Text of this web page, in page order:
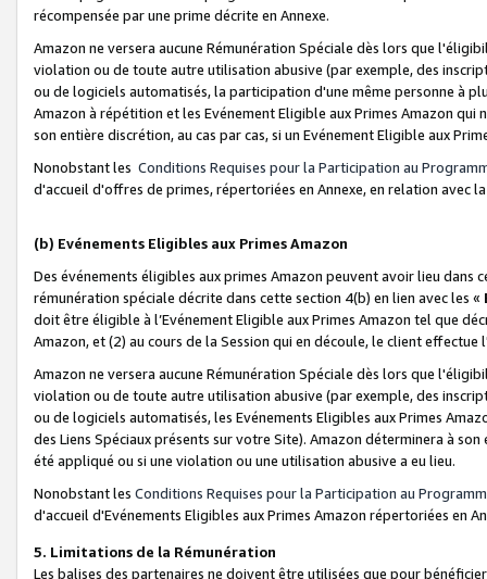
récompensée par une prime décrite en Annexe.
Amazon ne versera aucune Rémunération Spéciale dès lors que
violation ou de toute autre utilisation abusive (par exemple, des
ou de logiciels automatisés, la participation d'une même personne à
Amazon à répétition et les Evénement Eligible aux Primes Amazon qui
son entière discrétion, au cas par cas, si un Evénement Eligible aux
Nonobstant les Conditions Requises pour la Participation au
d'accueil d'offres de primes, répertoriées en Annexe, en relation avec
(b) Evénements Eligibles aux Primes Amazon
Des événements éligibles aux primes Amazon peuvent avoir lieu dans
rémunération spéciale décrite dans cette section 4(b) en lien avec les «
doit être éligible à l’Evénement Eligible aux Primes Amazon tel que
Amazon, et (2) au cours de la Session qui en découle, le client
Amazon ne versera aucune Rémunération Spéciale dès lors que
violation ou de toute autre utilisation abusive (par exemple, des
ou de logiciels automatisés, les Evénements Eligibles aux Primes
des Liens Spéciaux présents sur votre Site). Amazon déterminera à
été appliqué ou si une violation ou une utilisation abusive a eu lieu.
Nonobstant les Conditions Requises pour la Participation au
d'accueil d'Evénements Eligibles aux Primes Amazon répertoriées en
5. Limitations de la Rémunération
Les balises des partenaires ne doivent être utilisées que pour